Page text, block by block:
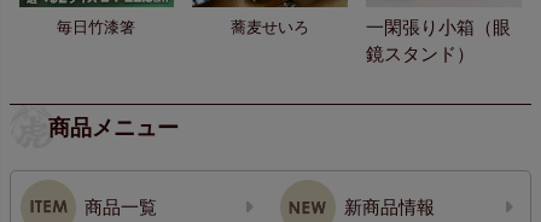
毎日竹漆箸 蕎麦せいろ
一閑張り小箱（眼
鏡スタンド）
商品メニュー
商品一覧 新商品情報